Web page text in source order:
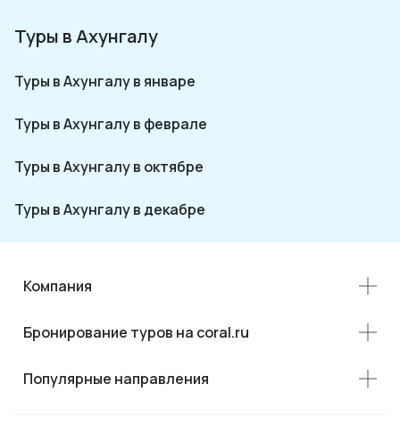
Туры в Ахунгалу
Туры в Ахунгалу в январе
Туры в Ахунгалу в феврале
Туры в Ахунгалу в октябре
Туры в Ахунгалу в декабре
Компания
Бронирование туров на coral.ru
Популярные направления